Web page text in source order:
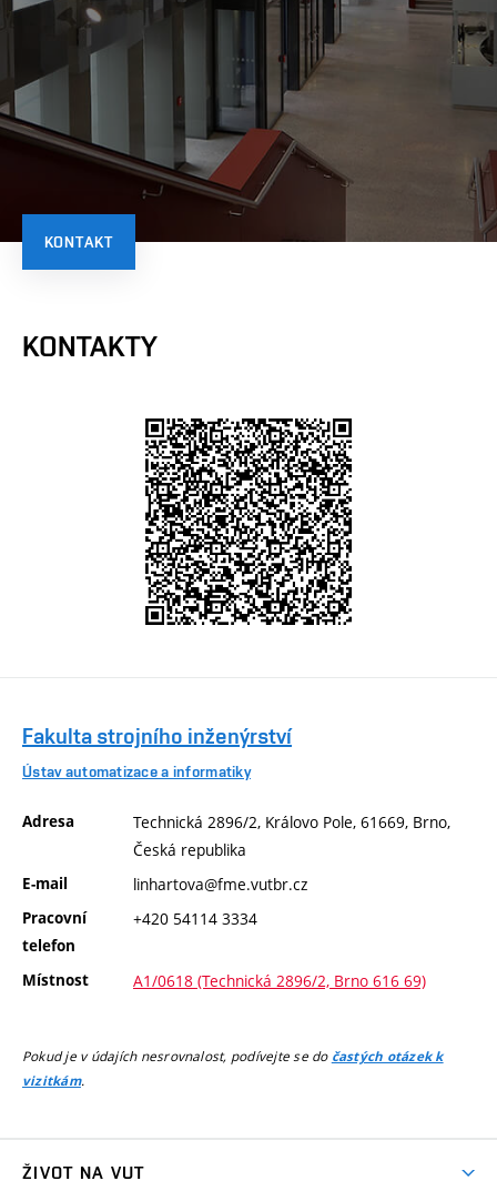
KONTAKT
KONTAKTY
Fakulta strojního inženýrství
Ústav automatizace a informatiky
Adresa
Technická 2896/2, Královo Pole, 61669, Brno,
Česká republika
E-mail linhartova@fme.vutbr.cz
Pracovní
telefon
+420 54114 3334
Místnost A1/0618 (Technická 2896/2, Brno 616 69)
Pokud je v údajích nesrovnalost, podívejte se do častých otázek k
vizitkám.
ŽIVOT NA VUT